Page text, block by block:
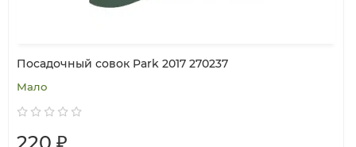
Посадочный совок Park 2017 270237
Мало